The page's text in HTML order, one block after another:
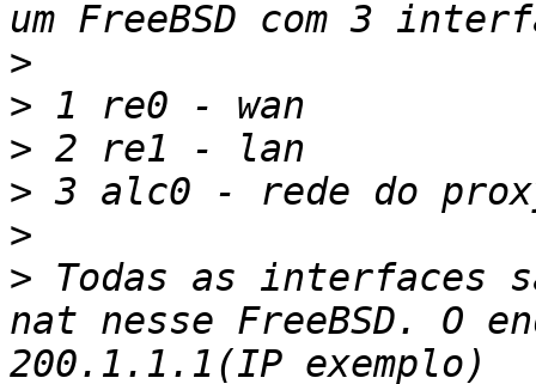
>
>
>
>
>
> Todas as interfaces
nat nesse FreeBSD. O